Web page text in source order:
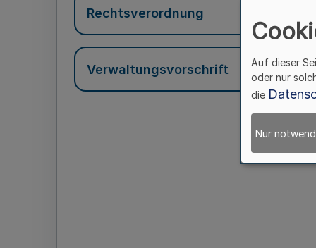
Rechtsverordnung
Verwaltungsvorschrift
Auf dieser
oder nur
die
Nur